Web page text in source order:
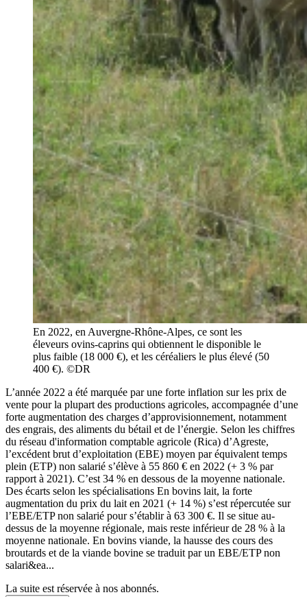
En 2022, en Auvergne-Rhône-Alpes, ce sont les
éleveurs ovins-caprins qui obtiennent le disponible le
plus faible (18 000 €), et les céréaliers le plus élevé (50
400 €). ©DR
L’année 2022 a été marquée par une forte inflation sur les prix de
vente pour la plupart des productions agricoles, accompagnée d’une
forte augmentation des charges d’approvisionnement, notamment
des engrais, des aliments du bétail et de l’énergie. Selon les chiffres
du réseau d'information comptable agricole (Rica) d’Agreste,
l’excédent brut d’exploitation (EBE) moyen par équivalent temps
plein (ETP) non salarié s’élève à 55 860 € en 2022 (+ 3 % par
rapport à 2021). C’est 34 % en dessous de la moyenne nationale.
Des écarts selon les spécialisations En bovins lait, la forte
augmentation du prix du lait en 2021 (+ 14 %) s’est répercutée sur
l’EBE/ETP non salarié pour s’établir à 63 300 €. Il se situe au-
dessus de la moyenne régionale, mais reste inférieur de 28 % à la
moyenne nationale. En bovins viande, la hausse des cours des
broutards et de la viande bovine se traduit par un EBE/ETP non
salari&ea...
La suite est réservée à nos abonnés.